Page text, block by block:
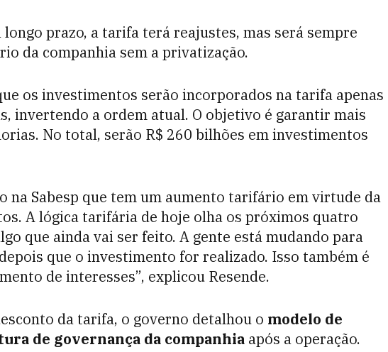
prazo, a tarifa terá reajustes, mas será sempre
da companhia sem a privatização.
os investimentos serão incorporados na tarifa apenas
invertendo a ordem atual. O objetivo é garantir mais
No total, serão R$ 260 bilhões em investimentos
na Sabesp que tem um aumento tarifário em virtude da
A lógica tarifária de hoje olha os próximos quatro
que ainda vai ser feito. A gente está mudando para
que o investimento for realizado. Isso também é
de interesses”, explicou Resende.
da tarifa, o governo detalhou o modelo de
de governança da companhia após a operação.